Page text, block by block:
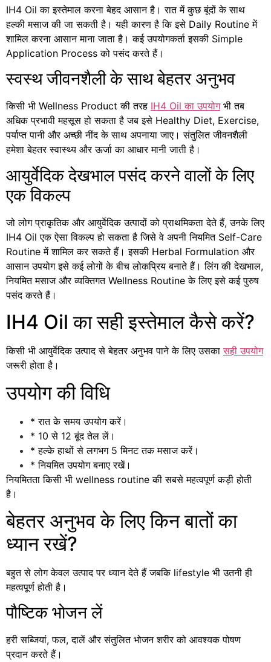
IH4 Oil का इस्तेमाल करना बेहद आसान है। रात में कुछ बूंदों के साथ
हल्की मसाज की जा सकती है। यही कारण है कि इसे Daily Routine में
शामिल करना आसान माना जाता है। कई उपयोगकर्ता इसकी Simple
Application Process को पसंद करते हैं।
स्वस्थ जीवनशैली के साथ बेहतर अनुभव
किसी भी Wellness Product की तरह IH4 Oil का उपयोगभी तब
अधिक प्रभावी महसूस हो सकता है जब इसे Healthy Diet, Exercise,
पर्याप्त पानी और अच्छी नींद के साथ अपनाया जाए। संतुलित जीवनशैली
हमेशा बेहतर स्वास्थ्य और ऊर्जा का आधार मानी जाती है।
आयुर्वेदिक देखभाल पसंद करने वालों के लिए
एक विकल्प
जो लोग प्राकृतिक और आयुर्वेदिक उत्पादों को प्राथमिकता देते हैं, उनके लिए
IH4 Oil एक ऐसा विकल्प हो सकता है जिसे वे अपनी नियमित Self-Care
Routine में शामिल कर सकते हैं। इसकी Herbal Formulation और
आसान उपयोग इसे कई लोगों के बीच लोकप्रिय बनाते हैं। लिंग की देखभाल,
नियमित मसाज और व्यक्तिगत Wellness Routine के लिए इसे कई पुरुष
पसंद करते हैं।
IH4 Oil का सही इस्तेमाल कैसे करें?
किसी भी आयुर्वेदिक उत्पाद से बेहतर अनुभव पाने के लिए उसकासही उपयोग
जरूरी होता है।
उपयोग की विधि
* रात के समय उपयोग करें।
* 10 से 12 बूंद तेल लें।
* हल्के हाथों से लगभग 5 मिनट तक मसाज करें।
* नियमित उपयोग बनाए रखें।
नियमितता किसी भी wellness routine की सबसे महत्वपूर्ण कड़ी होती
है।
बेहतर अनुभव के लिए किन बातों का
ध्यान रखें?
बहुत से लोग केवल उत्पाद पर ध्यान देते हैं जबकि lifestyle भी उतनी ही
महत्वपूर्ण होती है।
पौष्टिक भोजन लें
हरी सब्जियां, फल, दालें और संतुलित भोजन शरीर को आवश्यक पोषण
प्रदान करते हैं।